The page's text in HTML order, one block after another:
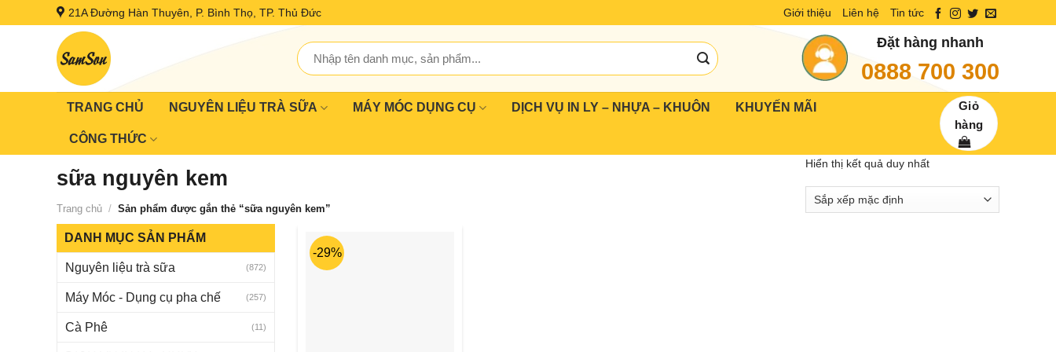
to
21A Đường Hàn Thuyên, P. Bình Thọ, TP. Thủ Đức Giới thiệu Liên hệ Tin tức
Tìm
kiếm:
Đặt hàng nhanh
0888 700 300
TRANG CHỦ NGUYÊN LIỆU TRÀ SỮA MÁY MÓC DỤNG CỤ DỊCH VỤ IN LY – NHỰA – KHUÔN KHUYẾN MÃI
CÔNG THỨC
Giỏ
hàng
sữa nguyên kem
Trang chủ / Sản phẩm được gắn thẻ “sữa nguyên kem”
Hiển thị kết quả duy nhất
DANH MỤC SẢN PHẨM
Nguyên liệu trà sữa (872)
Máy Móc - Dụng cụ pha chế (257)
Cà Phê (11)
-29%